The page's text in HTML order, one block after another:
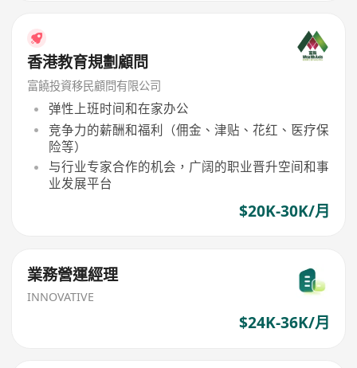
香港教育規劃顧問
富饒投資移民顧問有限公司
弹性上班时间和在家办公
竞争力的薪酬和福利（佣金、津贴、花红、医疗保
险等）
与行业专家合作的机会，广阔的职业晋升空间和事
业发展平台
$20K-30K/月
業務營運經理
INNOVATIVE
$24K-36K/月